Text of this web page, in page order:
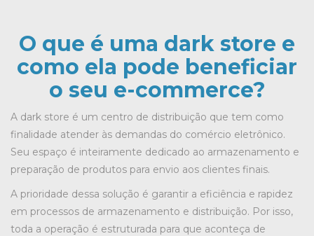
O que é uma dark store e
como ela pode beneficiar
o seu e-commerce?
A dark store é um centro de distribuição que tem como
finalidade atender às demandas do comércio eletrônico.
Seu espaço é inteiramente dedicado ao armazenamento e
preparação de produtos para envio aos clientes finais.
A prioridade dessa solução é garantir a eficiência e rapidez
em processos de armazenamento e distribuição. Por isso,
toda a operação é estruturada para que aconteça de